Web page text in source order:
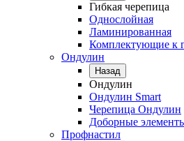
Гибкая черепица
Однослойная
Ламинированная
Комплектующие к
Ондулин
Назад
Ондулин
Ондулин Smart
Черепица Ондулин
Доборные
Профнастил